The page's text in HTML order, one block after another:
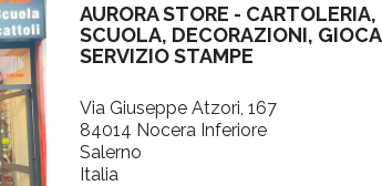
AURORA STORE - CARTOLERIA,
SCUOLA, DECORAZIONI,
SERVIZIO STAMPE
Via Giuseppe Atzori, 167
84014 Nocera Inferiore
Salerno
Italia